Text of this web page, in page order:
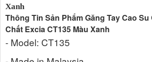
Xanh
Thông Tin Sản Phẩm Găng Tay Cao
Chất Excia CT135 Màu Xanh
- Model: CT135